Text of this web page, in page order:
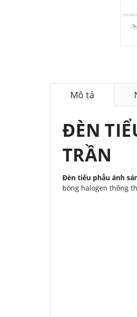
Mô tả
ĐÈN
TRẦN
Đèn tiểu phẫu ánh
bóng halogen thông